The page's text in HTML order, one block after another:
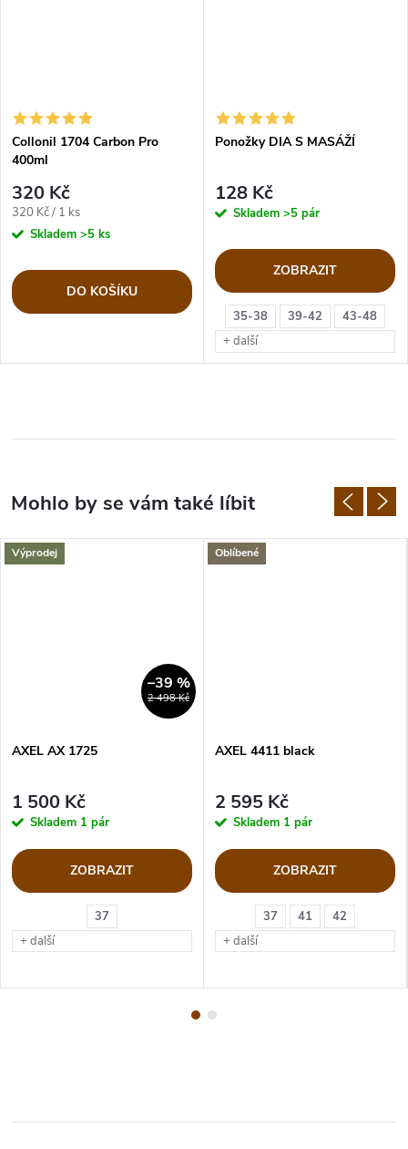
Collonil 1704 Carbon Pro
400ml
320 Kč
Měrná
cena:
320 Kč / 1 ks
Skladem >5 ks
DO KOŠÍKU
35-38 39-42
43-48
+ další
Ponožky DIA S MASÁŽÍ
128 Kč
Skladem >5 pár
ZOBRAZIT
Výprodej
2 498 Kč
–39 %
37
+ další
AXEL AX 1725
1 500 Kč
Skladem 1 pár
ZOBRAZIT
Oblíbené
37 41
42
+ další
AXEL 4411 black
2 595 Kč
Skladem 1 pár
ZOBRAZIT